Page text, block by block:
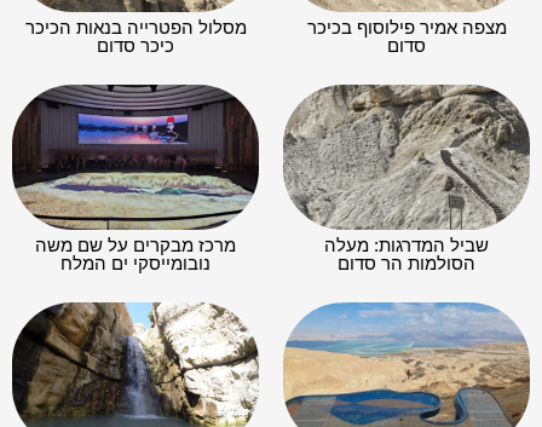
מצפה אמיר פילוסוף בכיכר
סדום
מסלול הפטרייה בנאות הכיכר
כיכר סדום
שביל המדרגות: מעלה
הסולמות הר סדום
מרכז מבקרים על שם משה
נובומייסקי ים המלח